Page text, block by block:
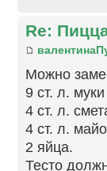
Re:
Можно
9 ст. л.
4 ст. л.
4 ст. л.
2 яйца.
Тесто